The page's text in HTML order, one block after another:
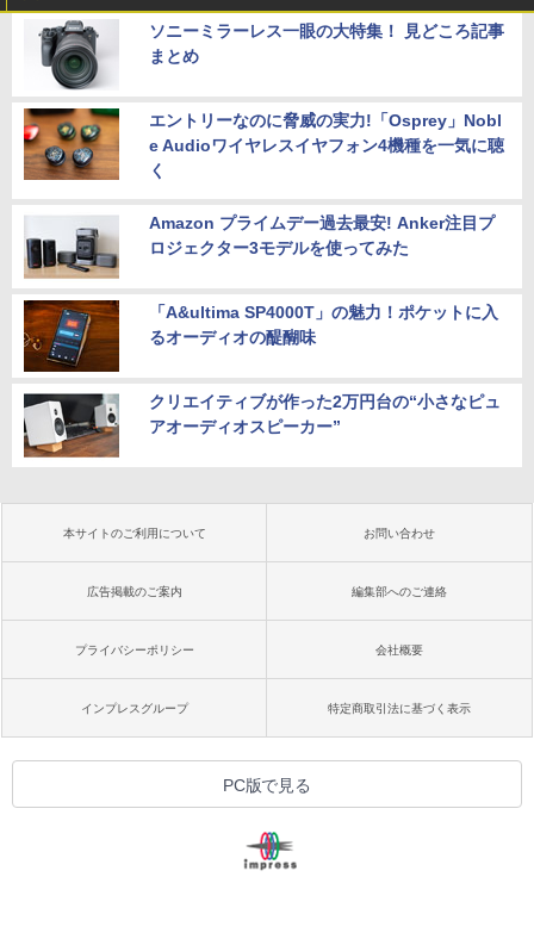
ソニーミラーレス一眼の大特集！ 見どころ記事
まとめ
エントリーなのに脅威の実力!「Osprey」Nobl
e Audioワイヤレスイヤフォン4機種を一気に聴
く
Amazon プライムデー過去最安! Anker注目プ
ロジェクター3モデルを使ってみた
「A&ultima SP4000T」の魅力！ポケットに入
るオーディオの醍醐味
クリエイティブが作った2万円台の“小さなピュ
アオーディオスピーカー”
本サイトのご利用について お問い合わせ
広告掲載のご案内 編集部へのご連絡
プライバシーポリシー 会社概要
インプレスグループ 特定商取引法に基づく表示
PC版で見る